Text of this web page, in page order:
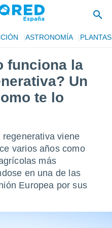
ASTRONOMÍA PLANTAS
funciona la
Un
te lo
viene
varios años como
más
en una de las
Europea por sus